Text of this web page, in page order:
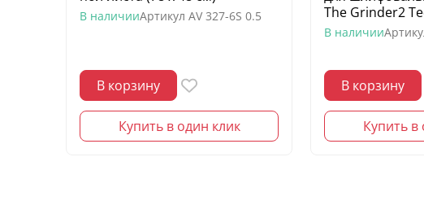
В наличииАртикул AV 327-6S 0.5
В корзину
Купить в один клик
The Grinder2
В наличии
В корзину
Купить в